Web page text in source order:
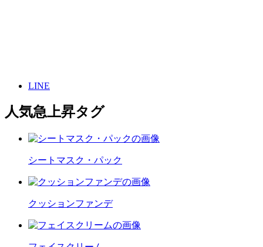
LINE
人気急上昇タグ
シートマスク・パック
クッションファンデ